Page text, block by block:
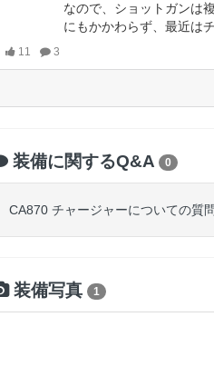
なので、ショットガンは複数弾が出てほしいし、シェル
にもかかわらず、最近はチャージャーにP90のサイレン
11 3
装備に関するQ&A 0
CA870 チャージャーについての質
装備写真 1